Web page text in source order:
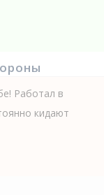
Работал в
кидают